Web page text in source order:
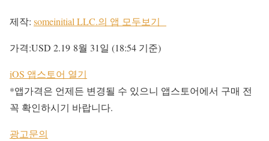
제작: someinitial LLC.의 앱 모두보기
가격:USD 2.19 8월 31일 (18:54 기준)
iOS 앱스토어 열기
*앱가격은 언제든 변경될 수 있으니 앱스토어에서 구매 전
꼭 확인하시기 바랍니다.
광고문의